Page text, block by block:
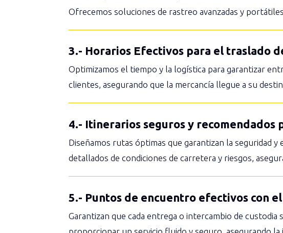
Ofrecemos soluciones de rastreo avanzadas y
3.- Horarios Efectivos para el traslado
Optimizamos el tiempo y la logística para garantizar
clientes, asegurando que la mercancía llegue a su
4.- Itinerarios seguros y recomendados
Diseñamos rutas óptimas que garantizan la seguridad
detallados de condiciones de carretera y riesgos,
5.- Puntos de encuentro efectivos con
Garantizan que cada entrega o intercambio de
proporcionar un servicio fluido y seguro, asegurando